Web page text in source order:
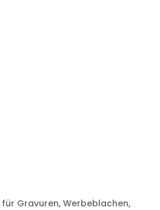
Gravuren, Werbeblachen,